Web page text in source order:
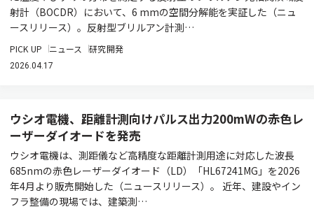
射計（BOCDR）において、6 mmの空間分解能を実証した（ニュ
ースリリース）。反射型ブリルアン計測…
PICK UP ニュース 研究開発
2026.04.17
ウシオ電機、距離計測向けパルス出力200mWの赤色レ
ーザーダイオードを発売
ウシオ電機は、測距儀など高精度な距離計測用途に対応した波長
685nmの赤色レーザーダイオード（LD）「HL67241MG」を2026
年4月より販売開始した（ニュースリリース）。 近年、建設やイン
フラ整備の現場では、建築測…